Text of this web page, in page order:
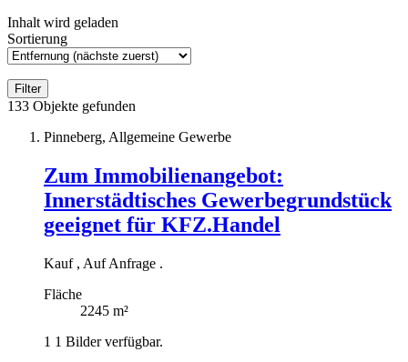
Inhalt wird geladen
Sortierung
Filter
133 Objekte gefunden
Pinneberg, Allgemeine Gewerbe
Zum Immobilienangebot:
Innerstädtisches Gewerbegrundstück
geeignet für KFZ.Handel
Kauf , Auf Anfrage .
Fläche
2245 m²
1 1 Bilder verfügbar.